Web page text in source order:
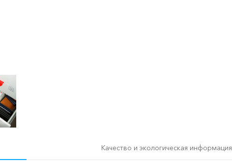
Качество и экологическая информация